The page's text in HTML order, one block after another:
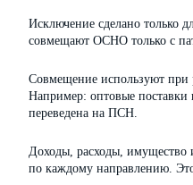
Исключение сделано только
совмещают ОСНО только с
Совмещение используют при
Например: оптовые
переведена на ПСН.
Доходы, расходы, имущество и
по каждому направлению.